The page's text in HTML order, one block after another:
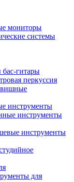
мониторы
системы
гитары
перкуссия
инструменты
инструменты
инструменты
для